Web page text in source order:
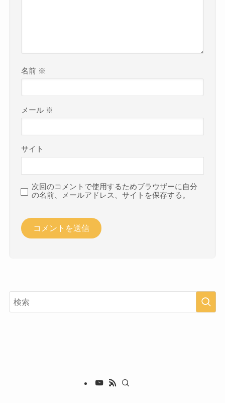
名前 ※
メール ※
サイト
次回のコメントで使用するためブラウザーに自分
の名前、メールアドレス、サイトを保存する。